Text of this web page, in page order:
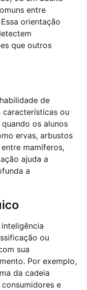
entre
orientação
que outros
de
ou
os alunos
ervas, arbustos
mamíferos,
ajuda a
a
ou
sua
Por exemplo,
da cadeia
e